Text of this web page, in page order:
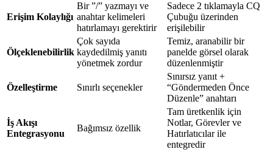
Erişim Kolaylığı
Bir ”/” yazmayı ve
anahtar kelimeleri
hatırlamayı gerektirir
Sadece 2 tıklamayla CQ
Çubuğu üzerinden
erişilebilir
Ölçeklenebilirlik
Çok sayıda
kaydedilmiş yanıtı
yönetmek zordur
Temiz, aranabilir bir
panelde görsel olarak
düzenlenmiştir
Özelleştirme Sınırlı seçenekler
Sınırsız yanıt +
“Göndermeden Önce
Düzenle” anahtarı
İş Akışı
Entegrasyonu
Bağımsız özellik
Tam üretkenlik için
Notlar, Görevler ve
Hatırlatıcılar ile
entegredir